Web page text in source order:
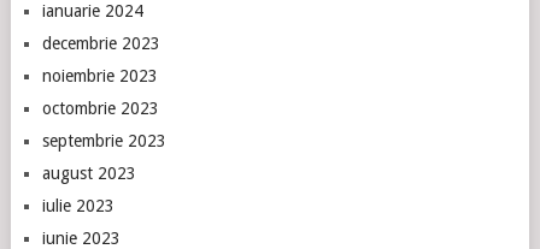
ianuarie 2024
decembrie 2023
noiembrie 2023
octombrie 2023
septembrie 2023
august 2023
iulie 2023
iunie 2023